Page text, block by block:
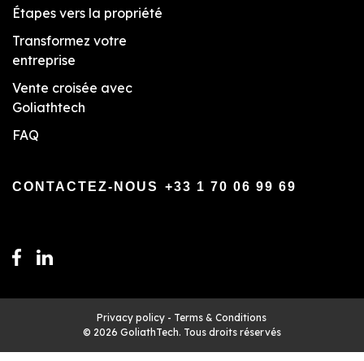
Étapes vers la propriété
Transformez votre
entreprise
Vente croisée avec
Goliathtech
FAQ
CONTACTEZ-NOUS +33 1 70 06 99 69
Privacy policy - Terms & Conditions
© 2026 GoliathTech. Tous droits réservés